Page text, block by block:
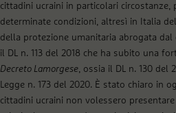
cittadini ucraini in particolari circostanze,
determinate condizioni, altresì in Italia
della protezione umanitaria abrogata dal
il DL n. 113 del 2018 che ha subito una
Decreto Lamorgese, ossia il DL n. 130 del
Legge n. 173 del 2020. È stato chiaro in
cittadini ucraini non volessero presentare